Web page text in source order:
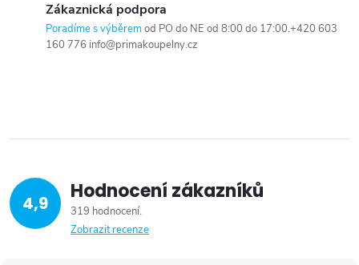
Zákaznická podpora
Poradíme s výběremod PO do NE od 8:00 do 17:00.+420 603
160 776 info@primakoupelny.cz
4,9 Hodnocení zákazníků
319 hodnocení
Zobrazit recenze